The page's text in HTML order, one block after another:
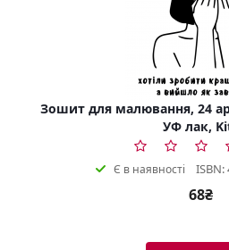
Зошит для малювання, 24
УФ лак,
Є в наявності ISBN:
68₴